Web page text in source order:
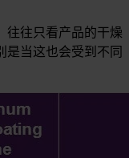
往往只看产品的干燥
是当这也会受到不同